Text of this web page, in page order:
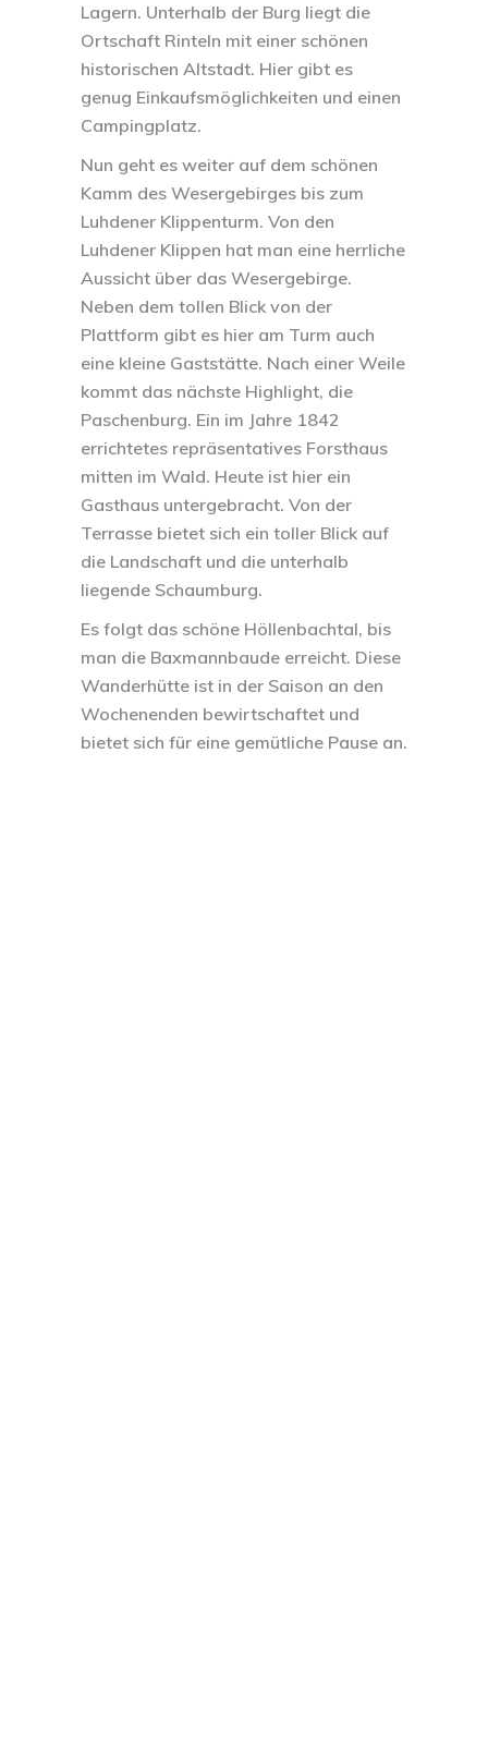
Lagern. Unterhalb der Burg liegt die
Ortschaft Rinteln mit einer schönen
historischen Altstadt. Hier gibt es
genug Einkaufsmöglichkeiten und einen
Campingplatz.
Nun geht es weiter auf dem schönen
Kamm des Wesergebirges bis zum
Luhdener Klippenturm. Von den
Luhdener Klippen hat man eine herrliche
Aussicht über das Wesergebirge.
Neben dem tollen Blick von der
Plattform gibt es hier am Turm auch
eine kleine Gaststätte. Nach einer Weile
kommt das nächste Highlight, die
Paschenburg. Ein im Jahre 1842
errichtetes repräsentatives Forsthaus
mitten im Wald. Heute ist hier ein
Gasthaus untergebracht. Von der
Terrasse bietet sich ein toller Blick auf
die Landschaft und die unterhalb
liegende Schaumburg.
Es folgt das schöne Höllenbachtal, bis
man die Baxmannbaude erreicht. Diese
Wanderhütte ist in der Saison an den
Wochenenden bewirtschaftet und
bietet sich für eine gemütliche Pause an.